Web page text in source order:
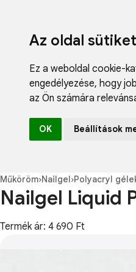
Az oldal
Ez a weboldal cookie-
engedélyezése, hogy
az Ön számára
OK Beállítások
Műköröm›Nailgel›Polyacryl
Nailgel Liquid
Termék ár: 4 690 Ft